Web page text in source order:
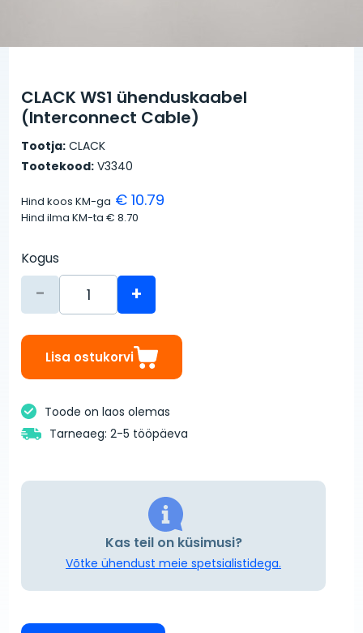
CLACK WS1 ühenduskaabel
(Interconnect Cable)
Tootja: CLACK
Tootekood: V3340
Hind koos KM-ga € 10.79
Hind ilma KM-ta€ 8.70
Kogus
- +
Lisa ostukorvi
Toode on laos olemas
Tarneaeg: 2-5 tööpäeva
Kas teil on küsimusi?
Võtke ühendust meie spetsialistidega.